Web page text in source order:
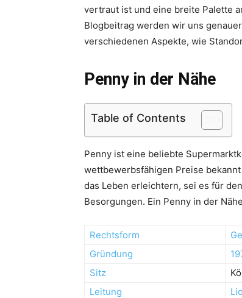
vertraut ist und eine breite Palette
Blogbeitrag werden wir uns
verschiedenen Aspekte, wie
Penny in der Nähe
Table of Contents
Penny ist eine beliebte
wettbewerbsfähigen Preise
das Leben erleichtern, sei es für
Besorgungen. Ein Penny in der
Rechtsform
Gründung
Sitz
Leitung